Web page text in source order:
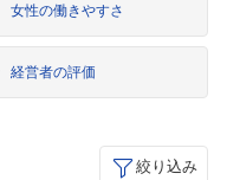
女性の働きやすさ
経営者の評価
絞り込み